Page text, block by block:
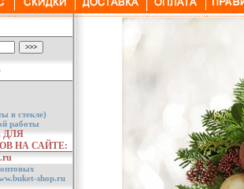
в стекле)
работы
ДЛЯ
НА САЙТЕ:
shop.ru